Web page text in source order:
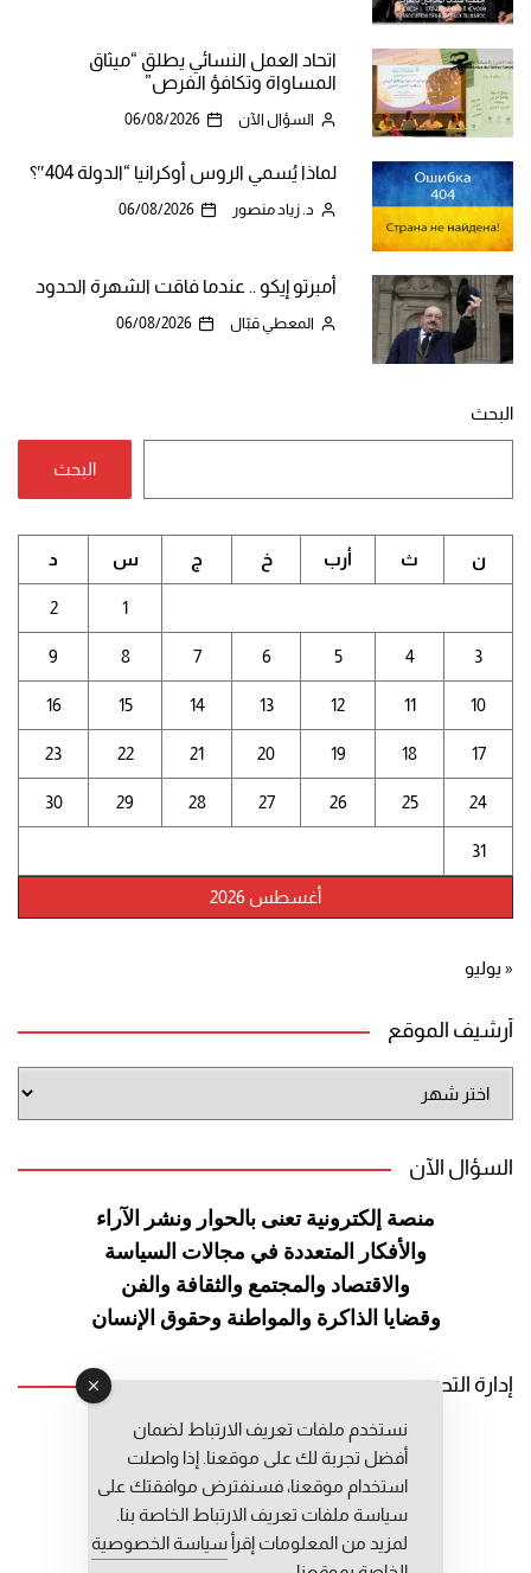
اتحاد العمل النسائي يطلق “ميثاق
المساواة وتكافؤ الفرص”
السؤال الآن 06/08/2026
لماذا يُسمي الروس أوكرانيا “الدولة 404″؟
د. زياد منصور 06/08/2026
أمبرتو إيكو .. عندما فاقت الشهرة الحدود
المعطي قبّال 06/08/2026
البحث
البحث
أغسطس 2026
ن ث أرب خ ج س د
1
2
3
4
5
6
7
8
9
10
11
12
13
14
15
16
17
18
19
20
21
22
23
24
25
26
27
28
29
30
31
« يوليو
أرشيف الموقع
الموقع
السؤال الآن
منصة إلكترونية تعنى بالحوار ونشر الآراء
والأفكار المتعددة في مجالات السياسة
والاقتصاد والمجتمع والثقافة والفن
وقضايا الذاكرة والمواطنة وحقوق الإنسان
إدارة التحرير
رئيس التحرير: عبد الرحيم التوراني
رئيس التحرير المساعد: المعطي قبال
مديرة التحرير: فاطمة حوحو
نستخدم ملفات تعريف الارتباط لضمان
أفضل تجربة لك على موقعنا. إذا واصلت
استخدام موقعنا، فسنفترض موافقتك على
سياسة ملفات تعريف الارتباط الخاصة بنا.
لمزيد من المعلومات إقرأ سياسة الخصوصية